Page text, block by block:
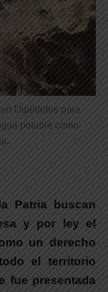
Diputados para
potable como
Patria buscan
y por ley el
un derecho
el territorio
fue presentada